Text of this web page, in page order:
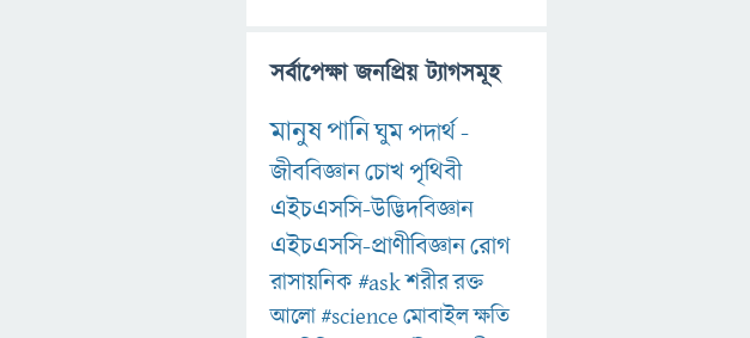
সর্বাপেক্ষা জনপ্রিয় ট্যাগসমূহ
মানুষপানিঘুমপদার্থ-
জীববিজ্ঞানচোখপৃথিবী
এইচএসসি-উদ্ভিদবিজ্ঞান
এইচএসসি-প্রাণীবিজ্ঞানরোগ
রাসায়নিক#askশরীররক্ত
আলো#scienceমোবাইলক্ষতি